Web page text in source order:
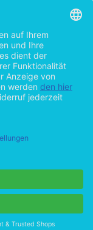
im
im
Wendt (Autor:in)
GmbH